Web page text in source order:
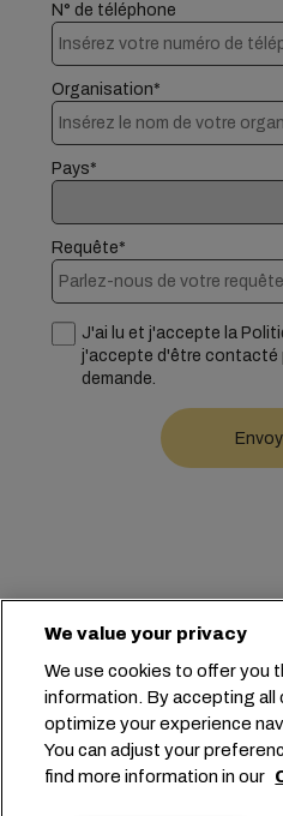
N° de téléphone
Organisation*
Pays*
Requête*
J'ai lu et j'accepte la
j'accepte d'être contacté
demande.
Siège social : +41
Chemin Rieu 12, 1208
Paramètres
Confidentialité
We value your privacy
We use cookies to offer you
information. By accepting all
optimize your experience
You can adjust your
find more information in our